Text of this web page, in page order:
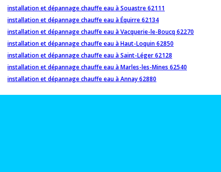
installation et dépannage chauffe eau à Souastre 62111
installation et dépannage chauffe eau à Équirre 62134
installation et dépannage chauffe eau à Vacquerie-le-Boucq 62270
installation et dépannage chauffe eau à Haut-Loquin 62850
installation et dépannage chauffe eau à Saint-Léger 62128
installation et dépannage chauffe eau à Marles-les-Mines 62540
installation et dépannage chauffe eau à Annay 62880